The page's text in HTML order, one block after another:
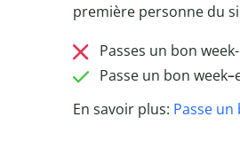
première personne du
Passes un bon
Passe un bon week–
En savoir plus: Passe un